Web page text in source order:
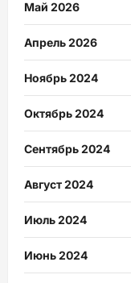
Май 2026
Апрель 2026
Ноябрь 2024
Октябрь 2024
Сентябрь 2024
Август 2024
Июль 2024
Июнь 2024